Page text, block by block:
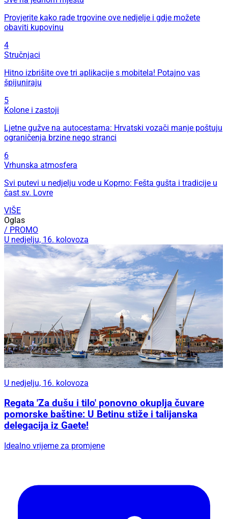
Provjerite kako rade trgovine ove nedjelje i gdje možete
obaviti kupovinu
4
Stručnjaci
Hitno izbrišite ove tri aplikacije s mobitela! Potajno vas
špijuniraju
5
Kolone i zastoji
Ljetne gužve na autocestama: Hrvatski vozači manje poštuju
ograničenja brzine nego stranci
6
Vrhunska atmosfera
Svi putevi u nedjelju vode u Koprno: Fešta gušta i tradicije u
čast sv. Lovre
VIŠE
Oglas
/ PROMO
U nedjelju, 16. kolovoza
U nedjelju, 16. kolovoza
Regata 'Za dušu i tilo' ponovno okuplja čuvare
pomorske baštine: U Betinu stiže i talijanska
delegacija iz Gaete!
Idealno vrijeme za promjene